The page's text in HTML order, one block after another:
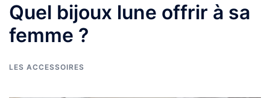
Quel bijoux lune offrir à sa
femme ?
LES ACCESSOIRES